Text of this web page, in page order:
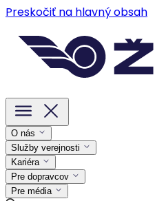
Preskočiť na hlavný obsah
O nás
Služby verejnosti
Kariéra
Pre dopravcov
Pre média